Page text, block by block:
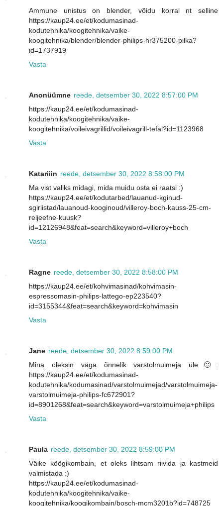
Ammune unistus on blender, võidu korral nt selline
https://kaup24.ee/et/kodumasinad-
kodutehnika/koogitehnika/vaike-
koogitehnika/blender/blender-philips-hr375200-pilka?
id=1737919
Vasta
Anonüümne reede, detsember 30, 2022 8:57:00 PM
https://kaup24.ee/et/kodumasinad-
kodutehnika/koogitehnika/vaike-
koogitehnika/voileivagrillid/voileivagrill-tefal?id=1123968
Vasta
Katariiin reede, detsember 30, 2022 8:58:00 PM
Ma vist valiks midagi, mida muidu osta ei raatsi :)
https://kaup24.ee/et/kodutarbed/lauanud-kginud-
sgiriistad/lauanoud-kooginoud/villeroy-boch-kauss-25-cm-
reljeefne-kuusk?
id=12126948&feat=search&keyword=villeroy+boch
Vasta
Ragne reede, detsember 30, 2022 8:58:00 PM
https://kaup24.ee/et/kohvimasinad/kohvimasin-
espressomasin-philips-lattego-ep223540?
id=3155344&feat=search&keyword=kohvimasin
Vasta
Jane reede, detsember 30, 2022 8:59:00 PM
Mina oleksin väga õnnelik varstolmuimeja üle🙂:
https://kaup24.ee/et/kodumasinad-
kodutehnika/kodumasinad/varstolmuimejad/varstolmuimeja-
varstolmuimeja-philips-fc672901?
id=8901268&feat=search&keyword=varstolmuimeja+philips
Vasta
Paula reede, detsember 30, 2022 8:59:00 PM
Väike köögikombain, et oleks lihtsam riivida ja kastmeid
valmistada :)
https://kaup24.ee/et/kodumasinad-
kodutehnika/koogitehnika/vaike-
koogitehnika/koogikombain/bosch-mcm3201b?id=748725